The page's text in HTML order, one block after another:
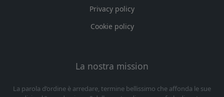
Privacy policy
Cookie policy
La nostra mission
La parola d’ordine è arredare, termine bellissimo che affonda le sue